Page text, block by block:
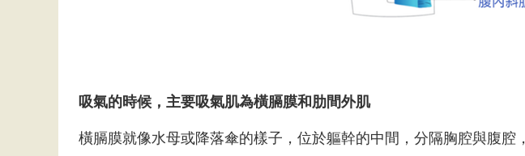
吸氣的時候，主要吸氣肌為橫膈膜和肋間外肌
橫膈膜就像水母或降落傘的樣子，位於軀幹的中間，分隔胸腔與腹腔，